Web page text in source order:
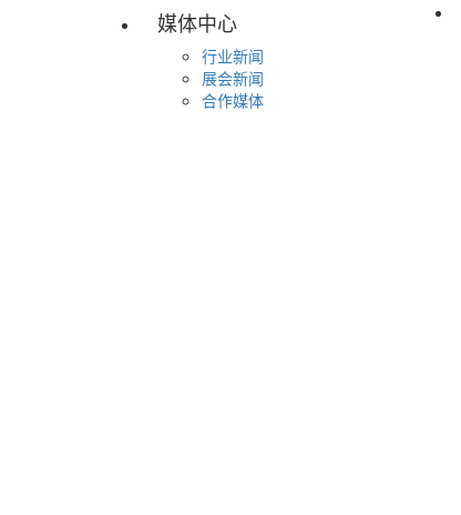
媒体中心
行业新闻
展会新闻
合作媒体